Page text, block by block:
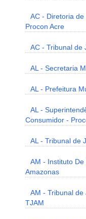
AC - Diretoria
Procon Acre
AC - Tribunal de
AL - Secretaria
AL - Prefeitura
AL -
Consumidor -
AL - Tribunal de
AM - Instituto
Amazonas
AM - Tribunal de
TJAM